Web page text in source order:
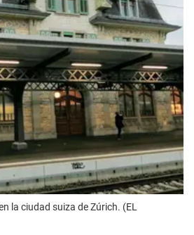
la ciudad suiza de Zúrich. (EL